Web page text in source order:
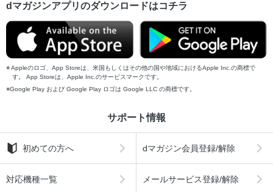
dマガジンアプリのダウンロードはコチラ
Appleのロゴ、App Storeは、米国もしくはその他の国や地域におけるApple Inc.の商標で
す。 App Storeは、Apple Inc.のサービスマークです。
Google Play および Google Play ロゴは Google LLC の商標です。
サポート情報
初めての方へ dマガジン会員登録/解除
対応機種一覧 メールサービス登録/解除